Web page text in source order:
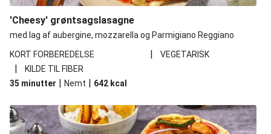
'Cheesy' grøntsagslasagne
med lag af aubergine, mozzarella og Parmigiano Reggiano
KORT FORBEREDELSE
| VEGETARISK
|
KILDE TIL FIBER
35 minutter | Nemt | 642 kcal